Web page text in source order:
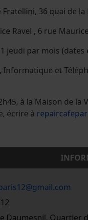
36 quai de la
Ravel , 6 rue Maurice
jeudi par mois
Informatique et
à la Maison de la
écrire à
Daumesnil, Quartier